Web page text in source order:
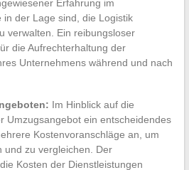
Erfahrung im
der Lage sind, die Logistik
verwalten. Ein reibungsloser
die Aufrechterhaltung der
Unternehmens während und nach
Im Hinblick auf die
Umzugsangebot ein entscheidendes
Kostenvoranschläge an, um
und zu vergleichen. Der
Kosten der Dienstleistungen